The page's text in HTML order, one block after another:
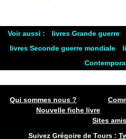
Voir aussi : livres Grande guerre
livres Seconde guerre mondiale
Qui sommes nous ?
Nouvelle fiche livre
Sites amis
Suivez Grégoire de Tours :